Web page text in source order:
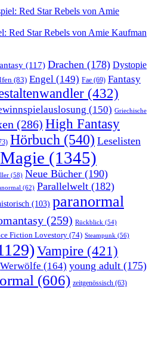
Red Star Rebels von Amie
Red Star Rebels von Amie Kaufman
(117) Drachen (178) Dystopie
(83) Engel (149) Fae (69) Fantasy
(432)
(150) Griechische
(286) High Fantasy
Hörbuch (540) Leselisten
Magie (1345)
(58) Neue Bücher (190)
(62) Parallelwelt (182)
(103) paranormal
(259) Rückblick (54)
Fiction Lovestory (74) Steampunk (56)
Vampire (421)
Werwölfe (164) young adult (175)
(606) zeitgenössisch (63)